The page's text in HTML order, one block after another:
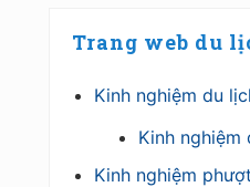
Trang web du
Kinh nghiệm du
Kinh nghiệm
Kinh nghiệm phượt